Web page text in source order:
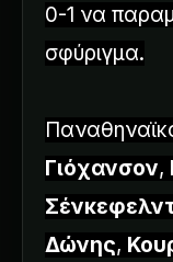
0-1 να
σφύριγμα.
Γιόχανσον,
Δώνης,